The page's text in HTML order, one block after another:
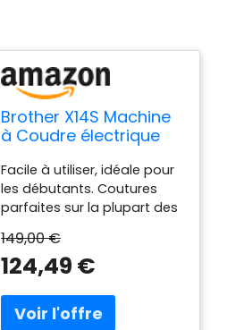
Brother X14S Machine
à Coudre électrique
Facile à utiliser, idéale pour
les débutants. Coutures
parfaites sur la plupart des
couches de tissu. Idéale
également pour le jeans.
Cette machine est idéale
pour coudre sur des tissus
exigeants, difficiles à
149,00 €
124,49 €